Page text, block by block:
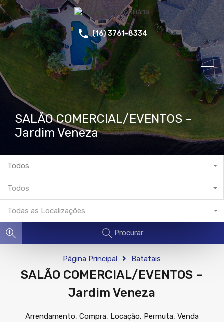
(16) 3761-8334
SALÃO COMERCIAL/EVENTOS –
Jardim Veneza
Todos
Todos
Todas as Localizações
Procurar
Página Principal Batatais
SALÃO COMERCIAL/EVENTOS –
Jardim Veneza
Arrendamento, Compra, Locação, Permuta, Venda